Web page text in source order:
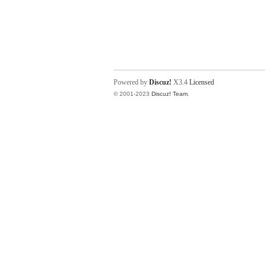
Powered by Discuz! X3.4 Licensed
© 2001-2023 Discuz! Team